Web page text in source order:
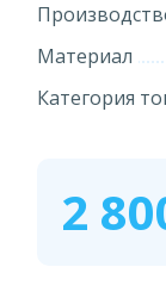
Материал
Категория
2